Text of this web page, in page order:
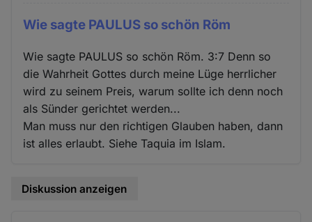
Wie sagte PAULUS so schön Röm
Wie sagte PAULUS so schön Röm. 3:7 Denn so
die Wahrheit Gottes durch meine Lüge herrlicher
wird zu seinem Preis, warum sollte ich denn noch
als Sünder gerichtet werden...
Man muss nur den richtigen Glauben haben, dann
ist alles erlaubt. Siehe Taquia im Islam.
Diskussion anzeigen